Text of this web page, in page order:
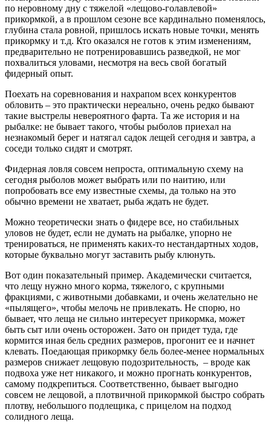
по неровному дну с тяжелой «лещово-голавлевой»
прикормкой, а в прошлом сезоне все кардинально поменялось,
глубина стала ровной, пришлось искать новые точки, менять
прикормку и т.д. Кто оказался не готов к этим изменениям,
предварительно не потренировавшись разведкой, не мог
похвалиться уловами, несмотря на весь свой богатый
фидерный опыт.
Поехать на соревнования и нахрапом всех конкурентов
обловить – это практически нереально, очень редко бывают
такие выстрелы невероятного фарта. Та же история и на
рыбалке: не бывает такого, чтобы рыболов приехал на
незнакомый берег и натягал садок лещей сегодня и завтра, а
соседи только сидят и смотрят.
Фидерная ловля совсем непроста, оптимальную схему на
сегодня рыболов может выбрать или по наитию, или
попробовать все ему известные схемы, да только на это
обычно времени не хватает, рыба ждать не будет.
Можно теоретически знать о фидере все, но стабильных
уловов не будет, если не думать на рыбалке, упорно не
тренироваться, не применять каких-то нестандартных ходов,
которые буквально могут заставить рыбу клюнуть.
Вот один показательный пример. Академически считается,
что лещу нужно много корма, тяжелого, с крупными
фракциями, с животными добавками, и очень желательно не
«пылящего», чтобы мелочь не привлекать. Не спорю, но
бывает, что леща не сильно интересует прикормка, может
быть сыт или очень осторожен. Зато он придет туда, где
кормится иная бель средних размеров, прогонит ее и начнет
клевать. Поедающая прикормку бель более-менее нормальных
размеров снижает лещовую подозрительность, – вроде как
подвоха уже нет никакого, и можно прогнать конкурентов,
самому подкрепиться. Соответственно, бывает выгодно
совсем не лещовой, а плотвичной прикормкой быстро собрать
плотву, небольшого подлещика, с прицелом на подход
солидного леща.